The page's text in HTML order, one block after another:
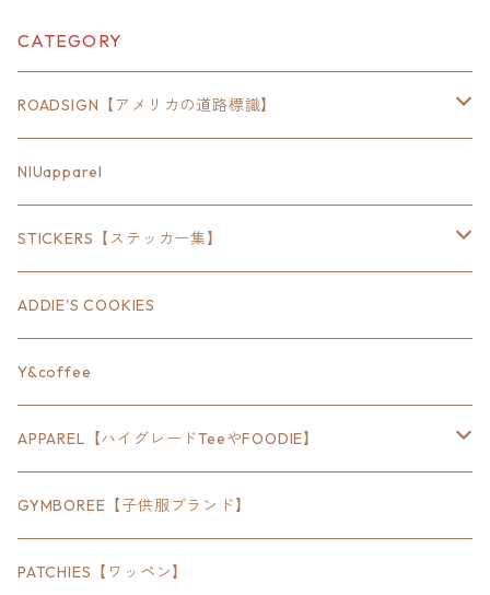
CATEGORY
ROADSIGN【アメリカの道路標識】
18inch×6inch
18inch×8inch
18inch×12inch
24inch×8inch
18inch×24inch
30inch×24inch
18inchオクタゴン八角形
NIUapparel
STICKERS【ステッカー集】
ステート
ハウス
クルマ
セキュリティ
アウトドア
ADDIE'S COOKIES
Y&coffee
APPAREL【ハイグレードTeeやFOODIE】
Bradley
SEWTS
POMONA
GYMBOREE【子供服ブランド】
PATCHIES【ワッペン】